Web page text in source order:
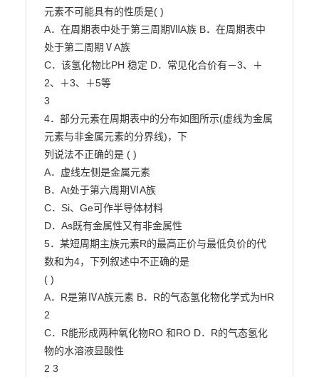
元素不可能具有的性质是( )
A．在周期表中处于第三周期ⅦA族 B．在周期表中
处于第二周期ⅤA族
C．该氢化物比PH 稳定 D．常见化合价有－3、＋
2、＋3、＋5等
3
4．部分元素在周期表中的分布如图所示(虚线为金属
元素与非金属元素的分界线)，下
列说法不正确的是 ( )
A．虚线左侧是金属元素
B．At处于第六周期ⅥA族
C．Si、Ge可作半导体材料
D．As既有金属性又有非金属性
5．某短周期主族元素R的最高正价与最低负价的代
数和为4，下列叙述中不正确的是
( )
A．R是第ⅣA族元素 B．R的气态氢化物化学式为HR
2
C．R能形成两种氧化物RO 和RO D．R的气态氢化
物的水溶液显酸性
2 3